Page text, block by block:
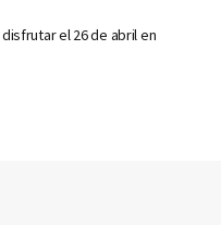
el 26 de abril en